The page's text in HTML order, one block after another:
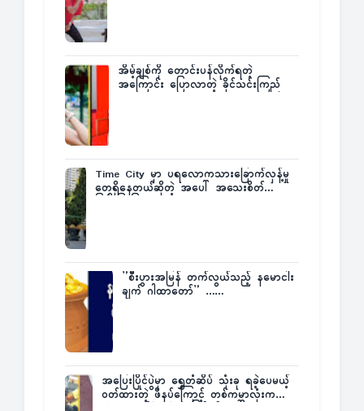
အိမ့်ချစ်ကို တောင်းပန်လိုက်ရတဲ့
အကြောင်း ပြောလာတဲ့ ခိုင်သင်းကြည်
Time City မှာ ပရလောကသားခြောက်လှန့်မှု
တွေရှိနေတယ်ဆိုတဲ့ အပေါ် အသေးစိတ်
”စီးပွားအမြန် တက်လွယ်သည့် နမောငါး
ချက် ဂါထာတော်” ……
အပြေးပြိုင်ပွဲမှာ ရွှေတံဆိပ် သုံးခု ရခဲ့ပေမယ့်
ဝတ်ထားတဲ့ ဖိနပ်ကြောင့် တစ်ကမ္ဘာလုံးက